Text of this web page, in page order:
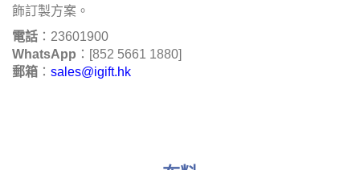
飾訂製方案。
電話 ：23601900
WhatsApp ：[852 5661 1880]
郵箱 ： sales@igift.hk